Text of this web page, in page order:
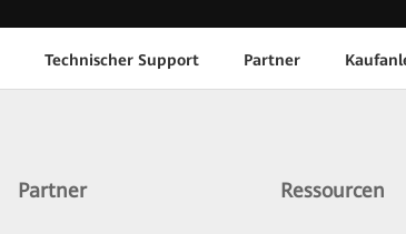
Technischer Support Partner
Partner Ressourcen